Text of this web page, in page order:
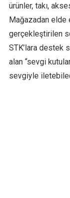
ürünler, takı,
Mağazadan elde
gerçekleştirilen
STK’lara destek
alan “sevgi
sevgiyle